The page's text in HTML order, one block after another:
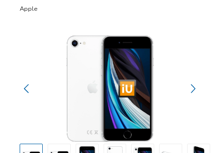
Apple
Afbeeldingengalerij overslaan